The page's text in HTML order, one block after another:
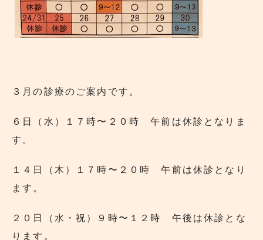
３月の診療のご案内です。
６日（水）１７時〜２０時 午前は休診となりま
す。
１４日（木）１７時〜２０時 午前は休診となり
ます。
２０日（水・祝）９時〜１２時 午後は休診とな
ります。